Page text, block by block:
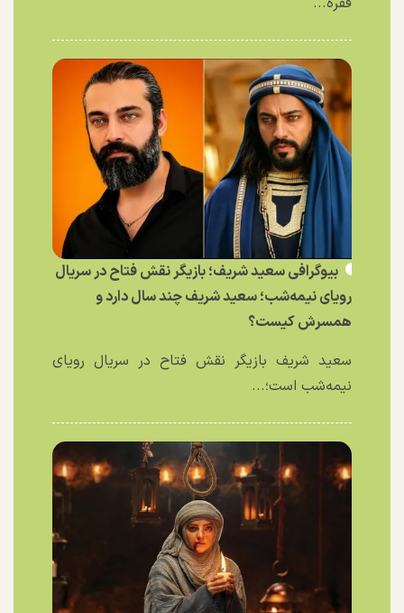
بیوگرافی سعید شریف؛ بازیگر نقش فتاح در سریال
رویای نیمه‌شب؛ سعید شریف چند سال دارد و
همسرش کیست؟
سعید شریف بازیگر نقش فتاح در سریال رویای
نیمه‌شب است؛...